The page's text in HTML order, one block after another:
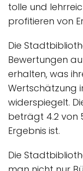
tolle und
profitieren von
Die
Bewertungen
erhalten, was
Wertschätzung
widerspiegelt.
beträgt 4.2 von
Ergebnis ist.
Die